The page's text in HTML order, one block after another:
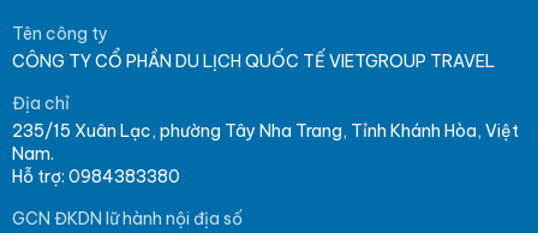
Tên công ty
CÔNG TY CỔ PHẦN DU LỊCH QUỐC TẾ VIETGROUP TRAVEL
Địa chỉ
235/15 Xuân Lạc, phường Tây Nha Trang, Tỉnh Khánh Hòa, Việt
Nam.
Hỗ trợ: 0984383380
GCN ĐKDN lữ hành nội địa số